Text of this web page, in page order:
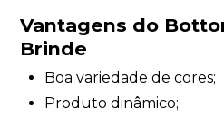
Vantagens do
Brinde
Boa variedade de cores;
Produto dinâmico;